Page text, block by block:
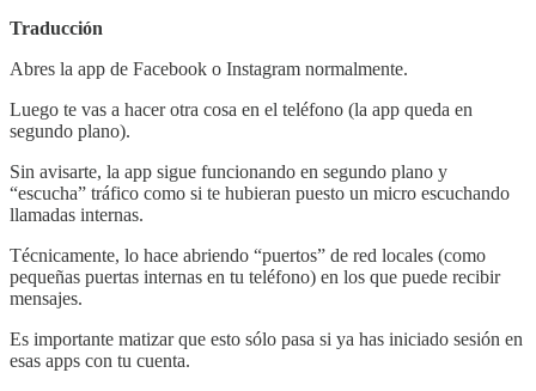
Traducción
Abres la app de Facebook o Instagram normalmente.
Luego te vas a hacer otra cosa en el teléfono (la app queda en
segundo plano).
Sin avisarte, la app sigue funcionando en segundo plano y
“escucha” tráfico como si te hubieran puesto un micro escuchando
llamadas internas.
Técnicamente, lo hace abriendo “puertos” de red locales (como
pequeñas puertas internas en tu teléfono) en los que puede recibir
mensajes.
Es importante matizar que esto sólo pasa si ya has iniciado sesión en
esas apps con tu cuenta.